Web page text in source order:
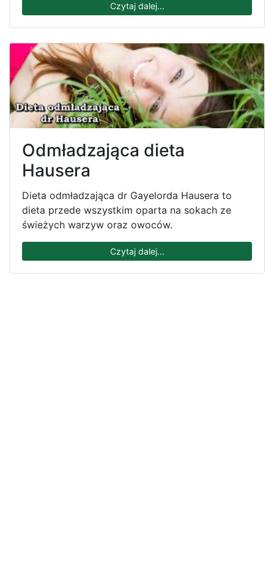
Czytaj dalej...
Odmładzająca dieta
Hausera
Dieta odmładzająca dr Gayelorda Hausera to
dieta przede wszystkim oparta na sokach ze
świeżych warzyw oraz owoców.
Czytaj dalej...